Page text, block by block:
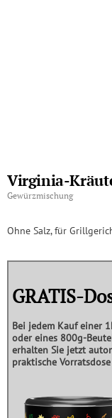
Virginia-
Gewürzmischung
Ohne Salz, für
GRATIS-
Bei jedem Kauf einer
oder eines 800g-
erhalten Sie jetzt
praktische Vorratsdose